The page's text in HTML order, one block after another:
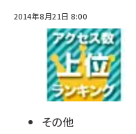
2014年8月21日 8:00
その他